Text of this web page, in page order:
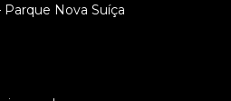
Nova Suíça